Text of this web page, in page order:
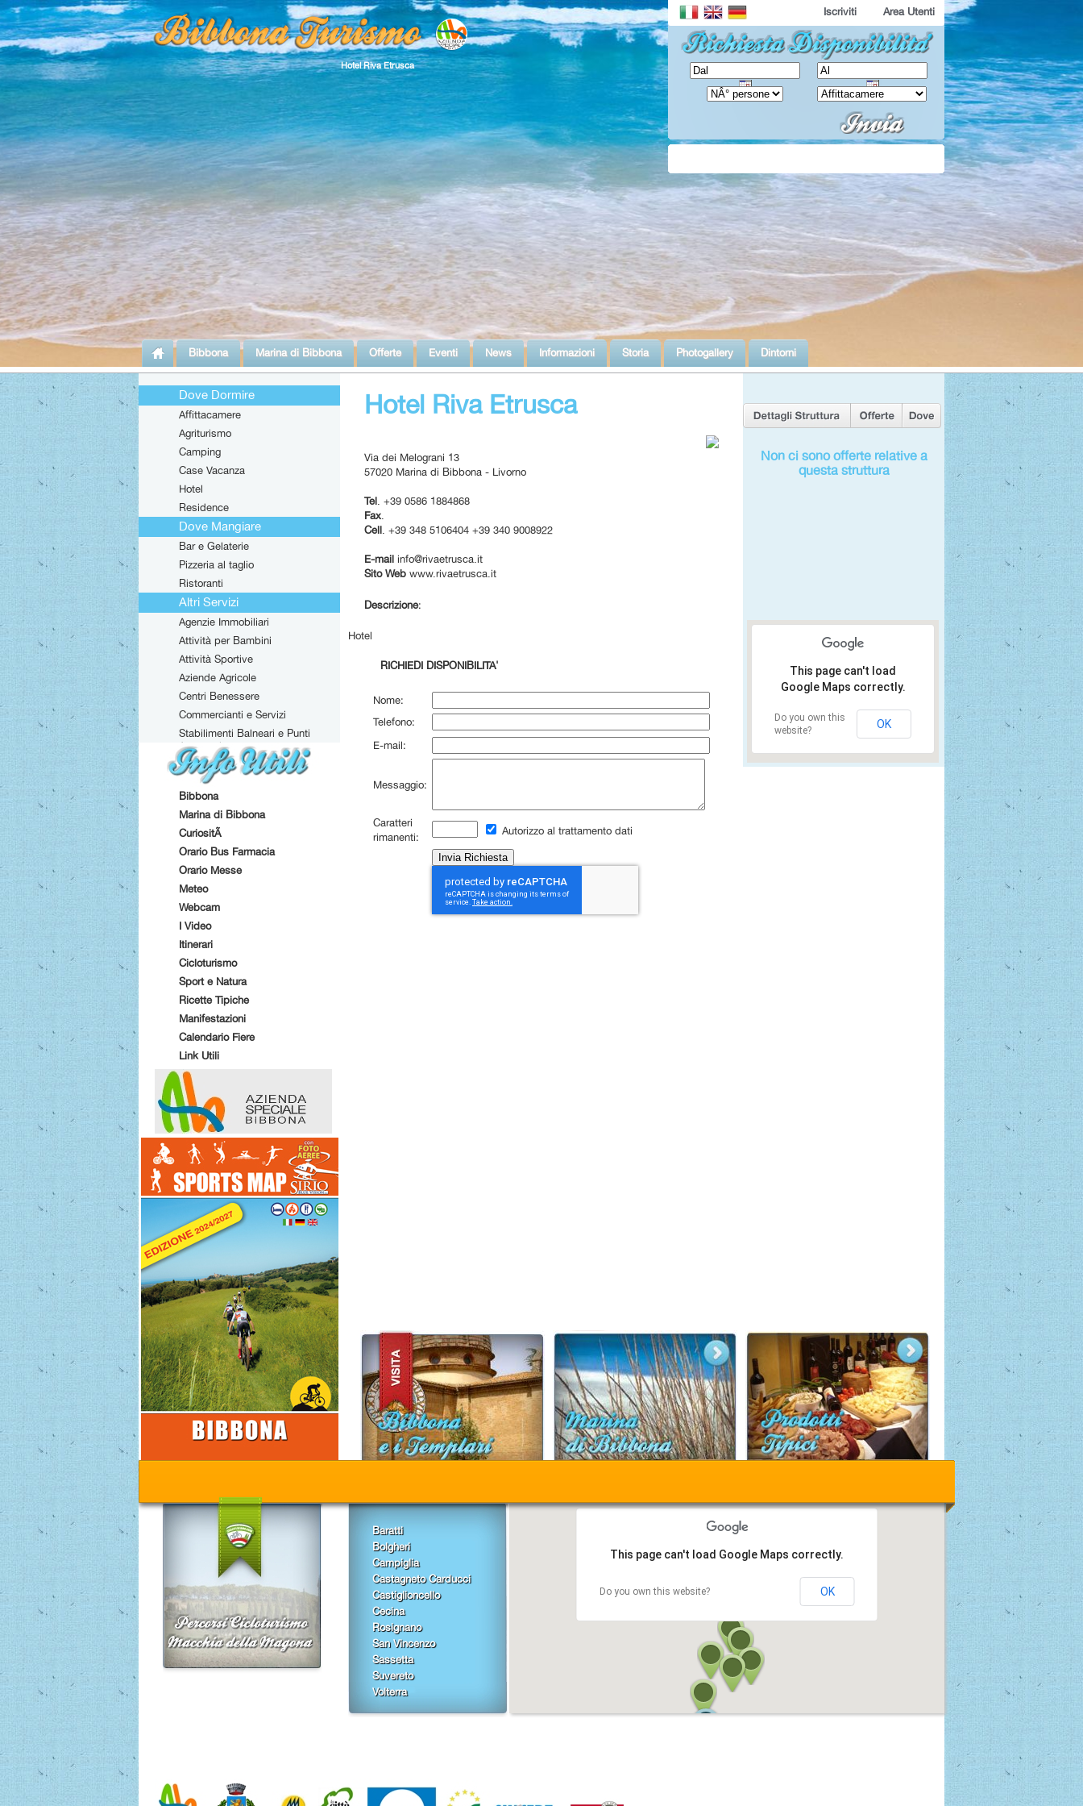
Hotel Riva Etrusca
Iscriviti Area Utenti
Bibbona Marina di Bibbona Offerte Eventi News Informazioni Storia Photogallery Dintorni
Dove Dormire
Affittacamere
Agriturismo
Camping
Case Vacanza
Hotel
Residence
Dove Mangiare
Bar e Gelaterie
Pizzeria al taglio
Ristoranti
Altri Servizi
Agenzie Immobiliari
Attività per Bambini
Attività Sportive
Aziende Agricole
Centri Benessere
Commercianti e Servizi
Stabilimenti Balneari e Punti
Attrezzati
Bibbona
Marina di Bibbona
CuriositÃ
Orario Bus Farmacia
Orario Messe
Meteo
Webcam
I Video
Itinerari
Cicloturismo
Sport e Natura
Ricette Tipiche
Manifestazioni
Calendario Fiere
Link Utili
Hotel Riva Etrusca
Via dei Melograni 13
57020 Marina di Bibbona - Livorno
Tel . +39 0586 1884868
Fax
Cell . +39 348 5106404 +39 340 9008922
E-mail info@rivaetrusca.it
Sito Web www.rivaetrusca.it
Descrizione:
Hotel
RICHIEDI DISPONIBILITA'
Nome:
Telefono:
E-mail:
Messaggio:
Caratteri
rimanenti:
Autorizzo al trattamento dati
Non ci sono offerte relative a
questa struttura
This page can't load
Google Maps correctly.
Do you own this
website?
OK
Baratti
Bolgheri
Campiglia
Castagneto Carducci
Castiglioncello
Cecina
Rosignano
San Vincenzo
Sassetta
Suvereto
Volterra
This page can't load Google Maps correctly.
Do you own this website? OK